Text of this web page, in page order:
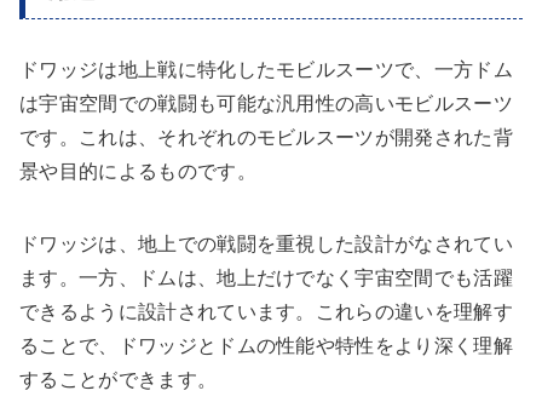
ドワッジは地上戦に特化したモビルスーツで、一方ドム
は宇宙空間での戦闘も可能な汎用性の高いモビルスーツ
です。これは、それぞれのモビルスーツが開発された背
景や目的によるものです。
ドワッジは、地上での戦闘を重視した設計がなされてい
ます。一方、ドムは、地上だけでなく宇宙空間でも活躍
できるように設計されています。これらの違いを理解す
ることで、ドワッジとドムの性能や特性をより深く理解
することができます。